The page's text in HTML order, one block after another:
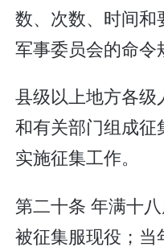
数、次数、时间
军事委员会的命令
县级以上地方各
和有关部门组成
实施征集工作。
第二十条 年满十
被征集服现役；